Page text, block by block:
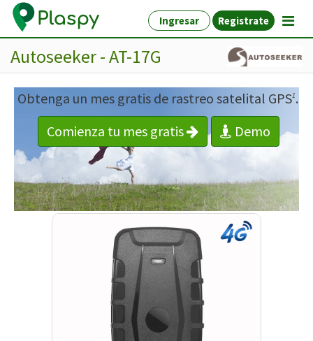
Ingresar Registrate
Autoseeker - AT-17G
Obtenga un mes gratis de rastreo satelital GPS1.
Comienza tu mes gratis
Demo